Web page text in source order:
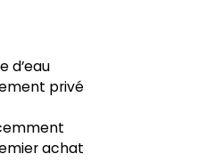
d’eau
privé
achat